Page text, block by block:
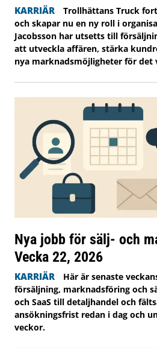
KARRIÄR
Trollhättans Truck
och skapar nu en ny roll i
Jacobsson har utsetts till
att utveckla affären, stärka
nya marknadsmöjligheter för det
Nya jobb för sälj- och
Vecka 22, 2026
KARRIÄR
Här är senaste
försäljning, marknadsföring och
och SaaS till detaljhandel och
ansökningsfrist redan i dag och
veckor.